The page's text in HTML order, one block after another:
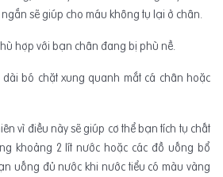
sẽ giúp cho máu không tụ lại ở chân.
hợp với bạn chân đang bị phù nề.
bó chặt xung quanh mắt cá chân hoặc
vì điều này sẽ giúp cơ thể bạn tích tụ chất
khoảng 2 lít nước hoặc các đồ uống bổ
uống đủ nước khi nước tiểu có màu vàng